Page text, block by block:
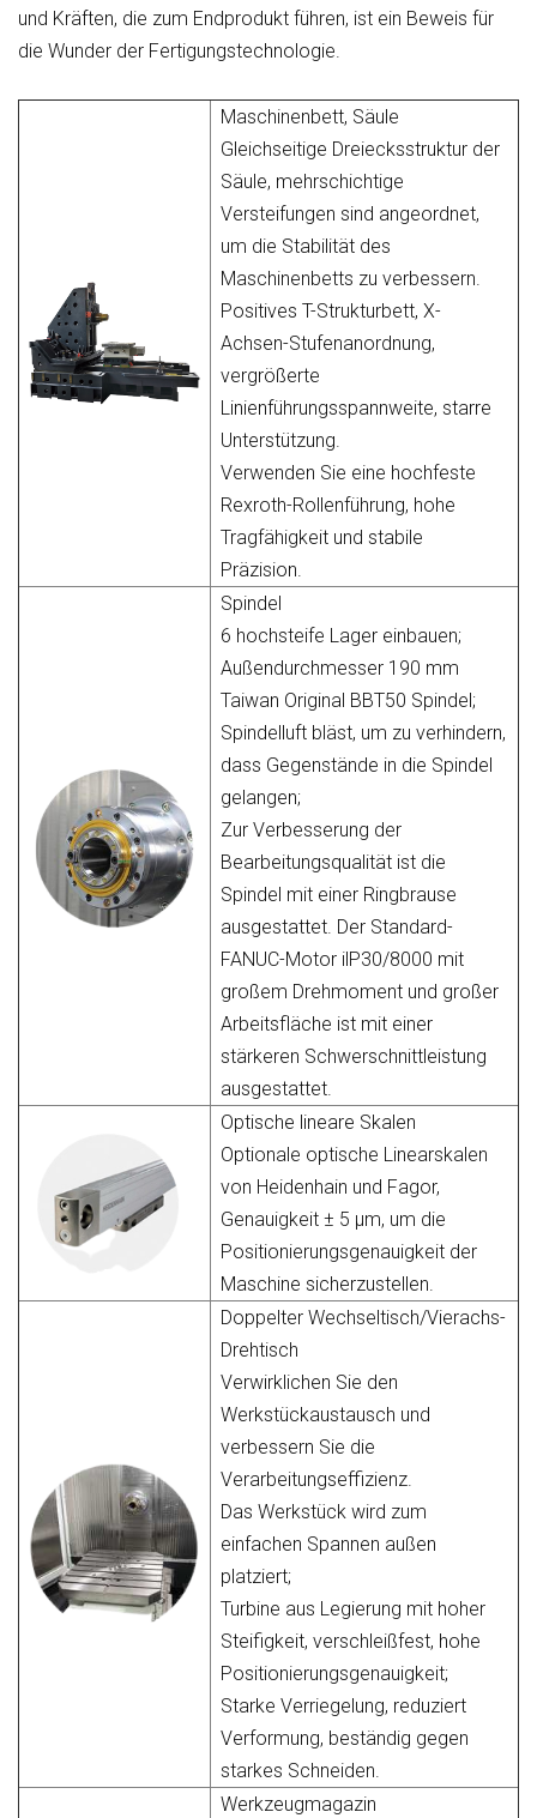
und Kräften, die zum Endprodukt führen, ist ein Beweis für
die Wunder der Fertigungstechnologie.
Maschinenbett, Säule
Gleichseitige Dreiecksstruktur der
Säule, mehrschichtige
Versteifungen sind angeordnet,
um die Stabilität des
Maschinenbetts zu verbessern.
Positives T-Strukturbett, X-
Achsen-Stufenanordnung,
vergrößerte
Linienführungsspannweite, starre
Unterstützung.
Verwenden Sie eine hochfeste
Rexroth-Rollenführung, hohe
Tragfähigkeit und stabile
Präzision.
Spindel
6 hochsteife Lager einbauen;
Außendurchmesser 190 mm
Taiwan Original BBT50 Spindel;
Spindelluft bläst, um zu verhindern,
dass Gegenstände in die Spindel
gelangen;
Zur Verbesserung der
Bearbeitungsqualität ist die
Spindel mit einer Ringbrause
ausgestattet. Der Standard-
FANUC-Motor ilP30/8000 mit
großem Drehmoment und großer
Arbeitsfläche ist mit einer
stärkeren Schwerschnittleistung
ausgestattet.
Optische lineare Skalen
Optionale optische Linearskalen
von Heidenhain und Fagor,
Genauigkeit ± 5 µm, um die
Positionierungsgenauigkeit der
Maschine sicherzustellen.
Doppelter Wechseltisch/Vierachs-
Drehtisch
Verwirklichen Sie den
Werkstückaustausch und
verbessern Sie die
Verarbeitungseffizienz.
Das Werkstück wird zum
einfachen Spannen außen
platziert;
Turbine aus Legierung mit hoher
Steifigkeit, verschleißfest, hohe
Positionierungsgenauigkeit;
Starke Verriegelung, reduziert
Verformung, beständig gegen
starkes Schneiden.
Werkzeugmagazin